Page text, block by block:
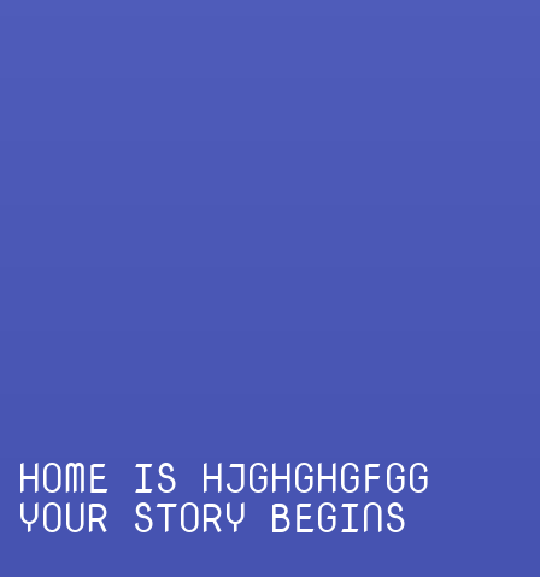
HOME IS HJGHGHGFGG
YOUR STORY BEGINS